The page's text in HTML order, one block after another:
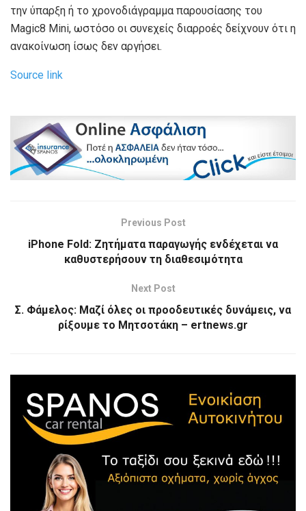
την ύπαρξη ή το χρονοδιάγραμμα παρουσίασης του
Magic8 Mini, ωστόσο οι συνεχείς διαρροές δείχνουν ότι η
ανακοίνωση ίσως δεν αργήσει.
Source link
Previous Post
iPhone Fold: Ζητήματα παραγωγής ενδέχεται να
καθυστερήσουν τη διαθεσιμότητα
Next Post
Σ. Φάμελος: Μαζί όλες οι προοδευτικές δυνάμεις, να
ρίξουμε το Μητσοτάκη – ertnews.gr